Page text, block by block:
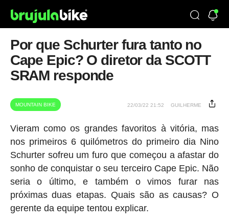
Por que Schurter fura tanto no
Cape Epic? O diretor da SCOTT
SRAM responde
MOUNTAIN BIKE 22/03/22 21:52 GUILHERME
Vieram como os grandes favoritos à vitória, mas
nos primeiros 6 quilómetros do primeiro dia Nino
Schurter sofreu um furo que começou a afastar do
sonho de conquistar o seu terceiro Cape Epic. Não
seria o último, e também o vimos furar nas
próximas duas etapas. Quais são as causas? O
gerente da equipe tentou explicar.